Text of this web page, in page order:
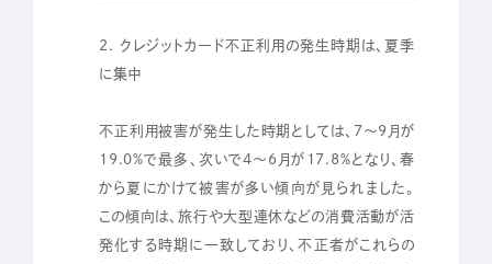
2. クレジットカード不正利用の発生時期は、夏季
に集中
不正利用被害が発生した時期としては、7～9月が
19.0%で最多、次いで4～6月が17.8%となり、春
から夏にかけて被害が多い傾向が見られました。
この傾向は、旅行や大型連休などの消費活動が活
発化する時期に一致しており、不正者がこれらの